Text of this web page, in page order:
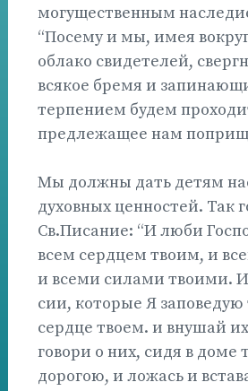
могущественным
“Посему и мы, имея
облако свидетелей,
всякое бремя и
терпением будем
предлежащее нам
Мы должны дать детям
духовных ценностей. Так
Св.Писание: “И люби
всем сердцем твоим, и
и всеми силами твоими. И
сии, которые Я заповедую
сердце твоем. и внушай
говори о них, сидя в доме
дорогою, и ложась и